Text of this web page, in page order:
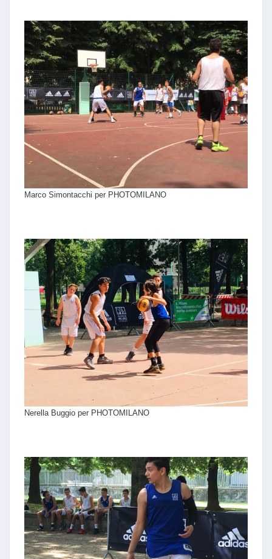
Marco Simontacchi per PHOTOMILANO
Nerella Buggio per PHOTOMILANO